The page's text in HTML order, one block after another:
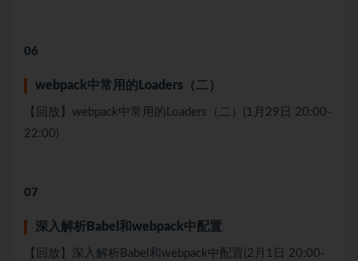
06
webpack中常⽤的Loaders（⼆）
【回放】webpack中常⽤的Loaders（⼆）(1月29日 20:00-
22:00)
07
深⼊解析Babel和webpack中配置
【回放】深⼊解析Babel和webpack中配置(2月1日 20:00-